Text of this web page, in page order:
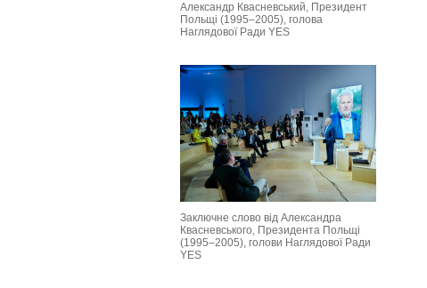
Александр Квасневський, Президент
Польщі (1995–2005), голова
Наглядової Ради YES
Заключне слово від Александра
Квасневського, Президента Польщі
(1995–2005), голови Наглядової Ради
YES